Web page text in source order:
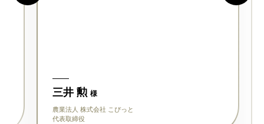
三井 勲 様
農業法人 株式会社 こぴっと
代表取締役